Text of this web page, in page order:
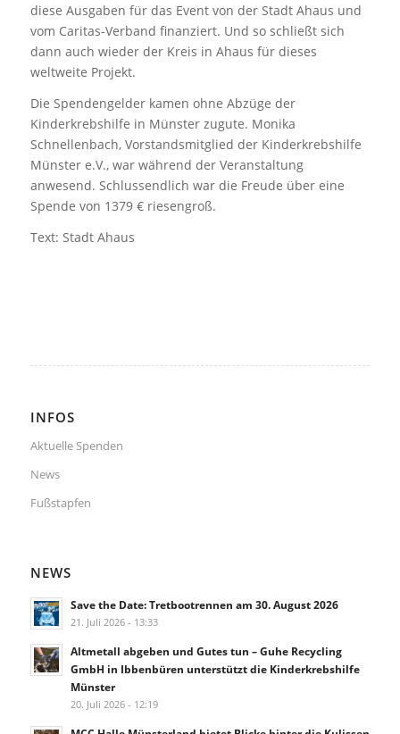
diese Ausgaben für das Event von der Stadt Ahaus und
vom Caritas-Verband finanziert. Und so schließt sich
dann auch wieder der Kreis in Ahaus für dieses
weltweite Projekt.
Die Spendengelder kamen ohne Abzüge der
Kinderkrebshilfe in Münster zugute. Monika
Schnellenbach, Vorstandsmitglied der Kinderkrebshilfe
Münster e.V., war während der Veranstaltung
anwesend. Schlussendlich war die Freude über eine
Spende von 1379 € riesengroß.
Text: Stadt Ahaus
INFOS
Aktuelle Spenden
News
Fußstapfen
NEWS
Save the Date: Tretbootrennen am 30. August 2026
21. Juli 2026 - 13:33
Altmetall abgeben und Gutes tun – Guhe Recycling
GmbH in Ibbenbüren unterstützt die Kinderkrebshilfe
Münster
20. Juli 2026 - 12:19